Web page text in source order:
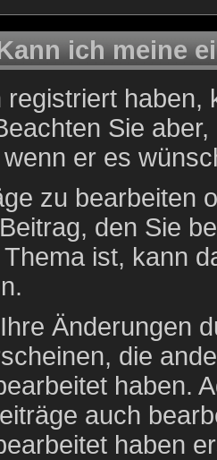
ich meine
registriert haben,
Sie
er es
zu bearbeiten
den Sie
ist, kann
Änderungen
die
haben.
auch
haben